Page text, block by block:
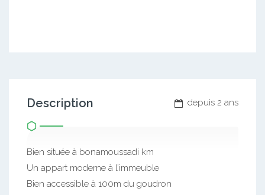
depuis 2 ans
Description
Bien située à bonamoussadi km
Un appart moderne à l’immeuble
Bien accessible à 100m du goudron